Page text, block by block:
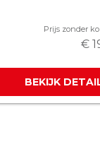
Prijs zonder
€
BEKIJK